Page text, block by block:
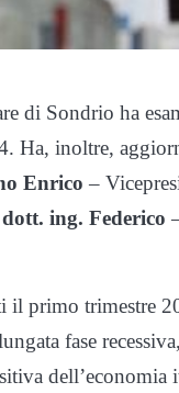
di Sondrio ha
Ha, inoltre,
Enrico –
ing. Federico
primo trimestre
fase
dell’economia